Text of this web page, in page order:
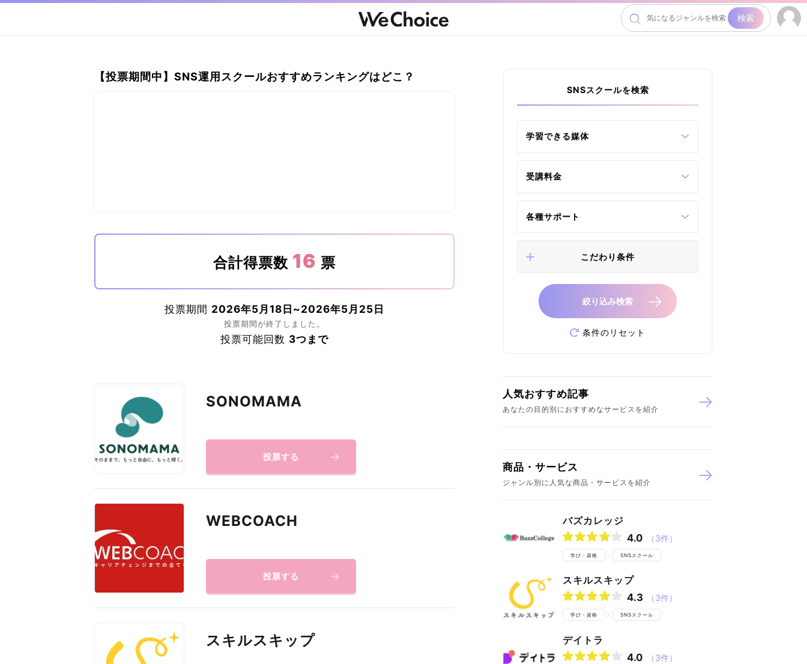
検索
【投票期間中】SNS運用スクールおすすめランキングはどこ？
合計得票数 16 票
投票期間 2026年5月18日~2026年5月25日
投票期間が終了しました。
投票可能回数 3つまで
SONOMAMA
投票する
WEBCOACH
投票する
スキルスキップ
SNSスクールを検索
学習できる媒体
受講料金
各種サポート
こだわり条件
絞り込み検索
条件のリセット
人気おすすめ記事
あなたの目的別におすすめなサービスを紹介
商品・サービス
ジャンル別に人気な商品・サービスを紹介
バズカレッジ
4.0 （3件）
学び・資格 SNSスクール
スキルスキップ
4.3 （3件）
学び・資格 SNSスクール
デイトラ
4.0 （3件）